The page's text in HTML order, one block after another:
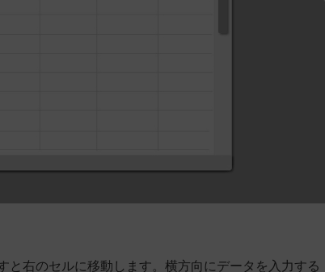
と右のセルに移動します。横方向にデータを入力する